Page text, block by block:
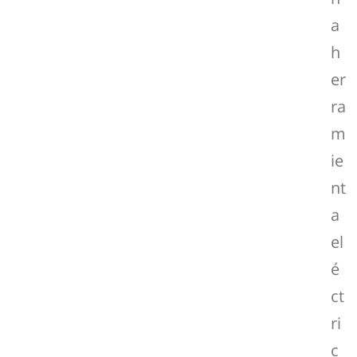
a
h
er
ra
m
ie
nt
a
el
é
ct
ri
c